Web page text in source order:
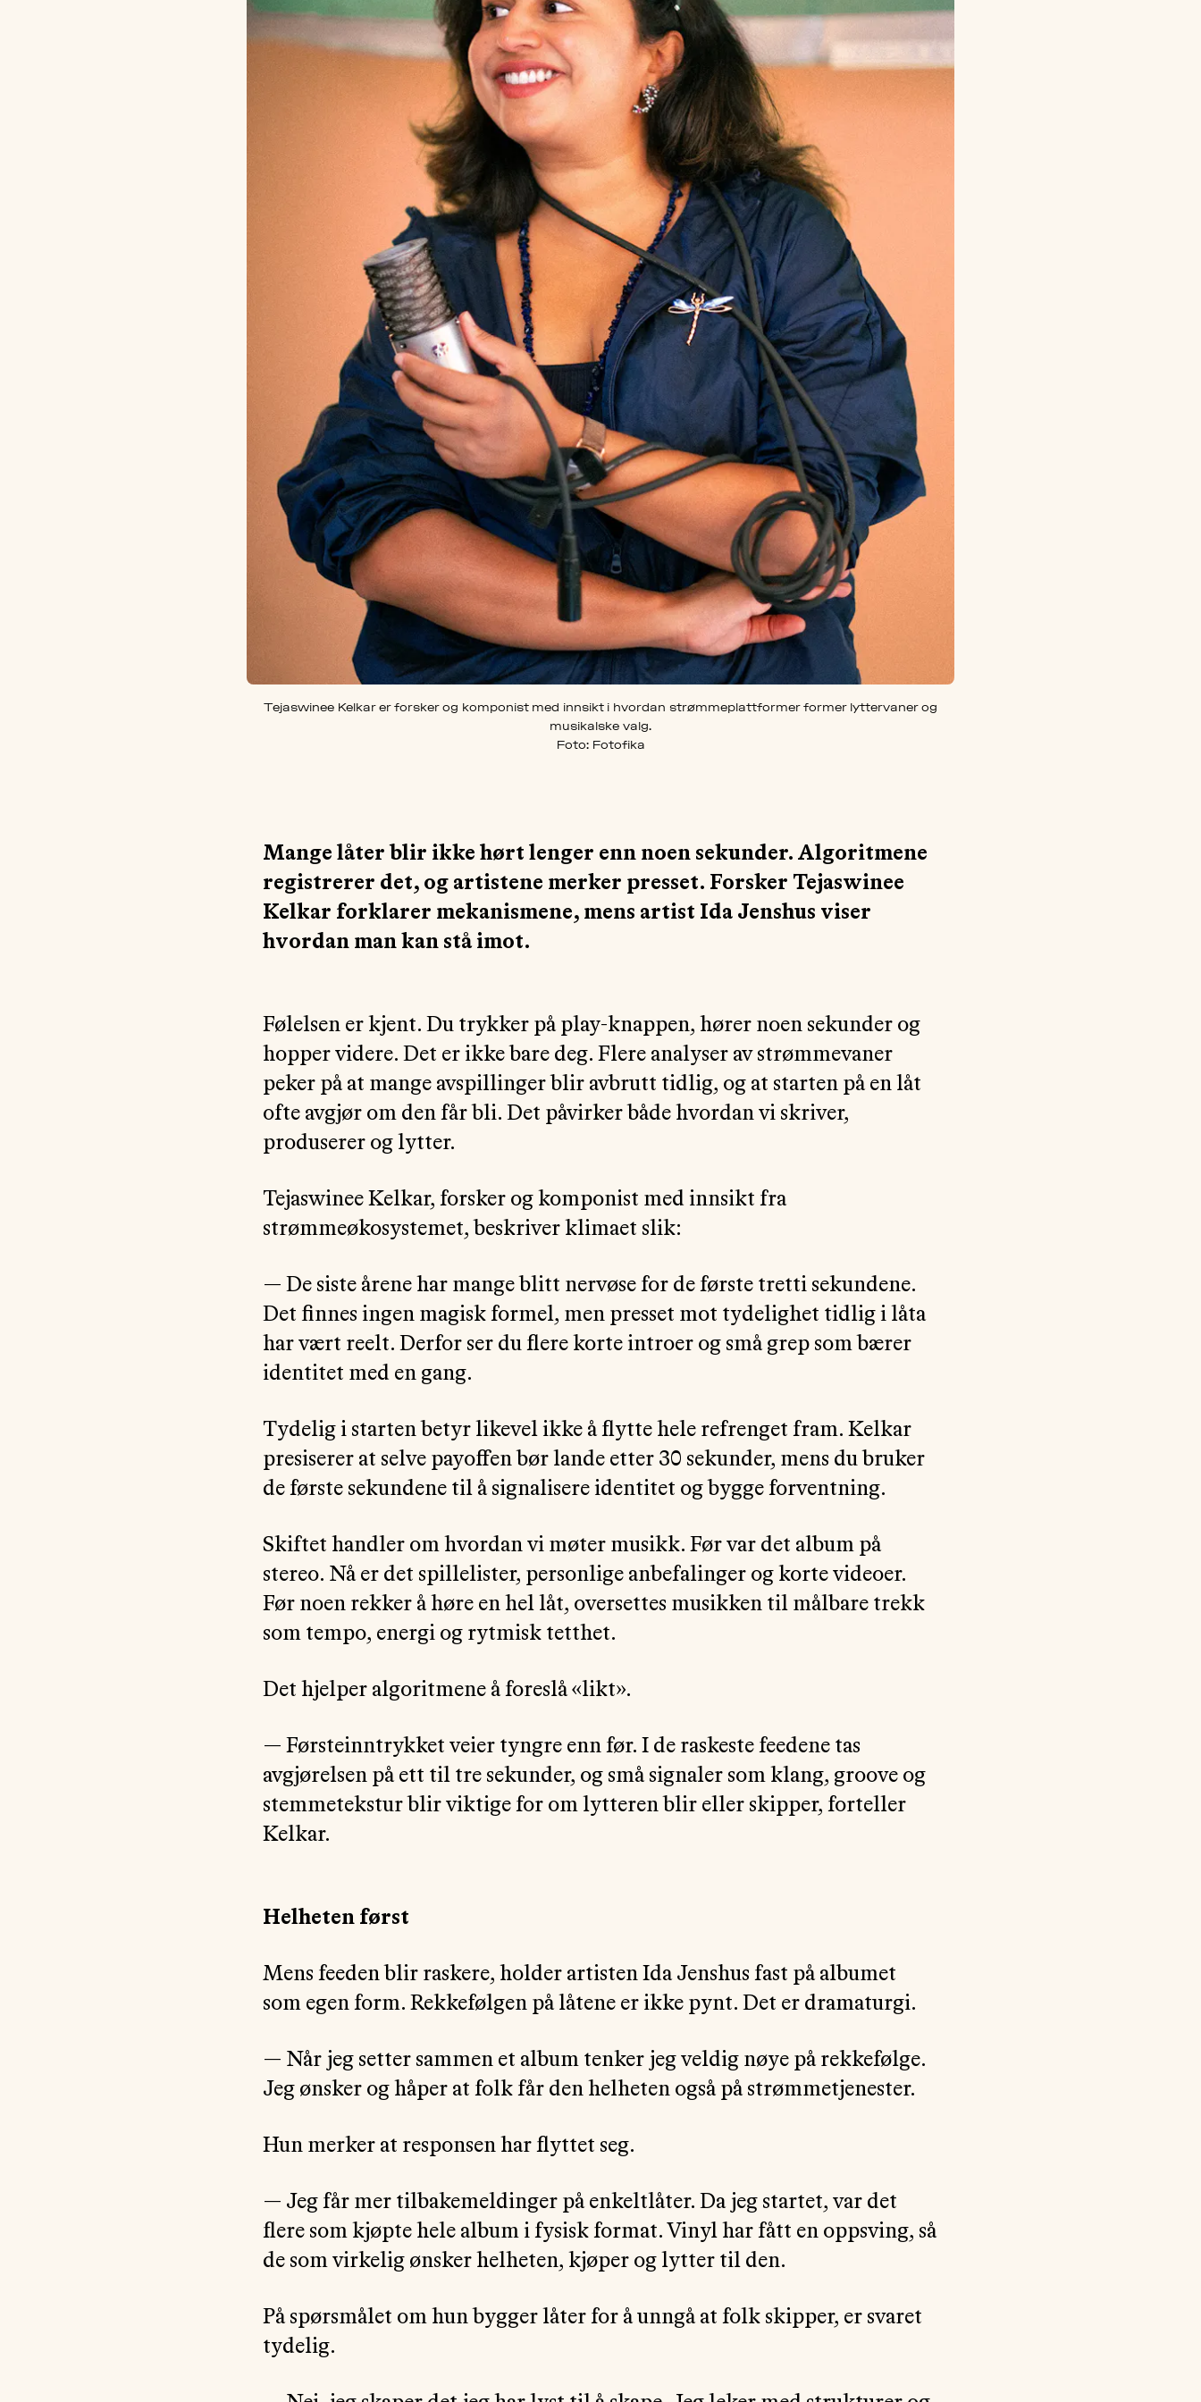
Tejaswinee Kelkar er forsker og komponist med innsikt i hvordan strømmeplattformer former lyttervaner og
musikalske valg.
Foto: Fotofika
Mange låter blir ikke hørt lenger enn noen sekunder. Algoritmene
registrerer det, og artistene merker presset. Forsker Tejaswinee
Kelkar forklarer mekanismene, mens artist Ida Jenshus viser
hvordan man kan stå imot.
Følelsen er kjent. Du trykker på play-knappen, hører noen sekunder og
hopper videre. Det er ikke bare deg. Flere analyser av strømmevaner
peker på at mange avspillinger blir avbrutt tidlig, og at starten på en låt
ofte avgjør om den får bli. Det påvirker både hvordan vi skriver,
produserer og lytter.
Tejaswinee Kelkar, forsker og komponist med innsikt fra
strømmeøkosystemet, beskriver klimaet slik:
— De siste årene har mange blitt nervøse for de første tretti sekundene.
Det finnes ingen magisk formel, men presset mot tydelighet tidlig i låta
har vært reelt. Derfor ser du flere korte introer og små grep som bærer
identitet med en gang.
Tydelig i starten betyr likevel ikke å flytte hele refrenget fram. Kelkar
presiserer at selve payoffen bør lande etter 30 sekunder, mens du bruker
de første sekundene til å signalisere identitet og bygge forventning.
Skiftet handler om hvordan vi møter musikk. Før var det album på
stereo. Nå er det spillelister, personlige anbefalinger og korte videoer.
Før noen rekker å høre en hel låt, oversettes musikken til målbare trekk
som tempo, energi og rytmisk tetthet.
Det hjelper algoritmene å foreslå «likt».
— Førsteinntrykket veier tyngre enn før. I de raskeste feedene tas
avgjørelsen på ett til tre sekunder, og små signaler som klang, groove og
stemmetekstur blir viktige for om lytteren blir eller skipper, forteller
Kelkar.
Helheten først
Mens feeden blir raskere, holder artisten Ida Jenshus fast på albumet
som egen form. Rekkefølgen på låtene er ikke pynt. Det er dramaturgi.
— Når jeg setter sammen et album tenker jeg veldig nøye på rekkefølge.
Jeg ønsker og håper at folk får den helheten også på strømmetjenester.
Hun merker at responsen har flyttet seg.
— Jeg får mer tilbakemeldinger på enkeltlåter. Da jeg startet, var det
flere som kjøpte hele album i fysisk format. Vinyl har fått en oppsving, så
de som virkelig ønsker helheten, kjøper og lytter til den.
På spørsmålet om hun bygger låter for å unngå at folk skipper, er svaret
tydelig.